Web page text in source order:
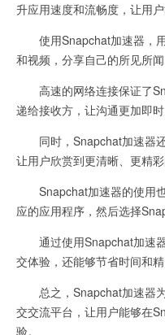
升应用速度和流畅度，让用
使用Snapchat加速器，用
和视频，分享自己的所见所闻
高速的网络连接保证了
递给接收方，让沟通更加即时
同时，Snapchat加速器还
让用户欣赏到更清晰、更精彩
Snapchat加速器的使用也
应的应用程序，然后选择
通过使用Snapchat加速器
交体验，还能够节省时间和
总之，Snapchat加速器为
交交流平台，让用户能够在
验。